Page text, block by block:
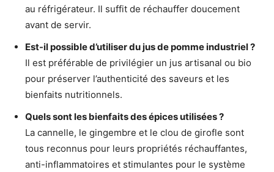
au réfrigérateur. Il suffit de réchauffer doucement
avant de servir.
Est-il possible d’utiliser du jus de pomme industriel ?
Il est préférable de privilégier un jus artisanal ou bio
pour préserver l’authenticité des saveurs et les
bienfaits nutritionnels.
Quels sont les bienfaits des épices utilisées ?
La cannelle, le gingembre et le clou de girofle sont
tous reconnus pour leurs propriétés réchauffantes,
anti-inflammatoires et stimulantes pour le système